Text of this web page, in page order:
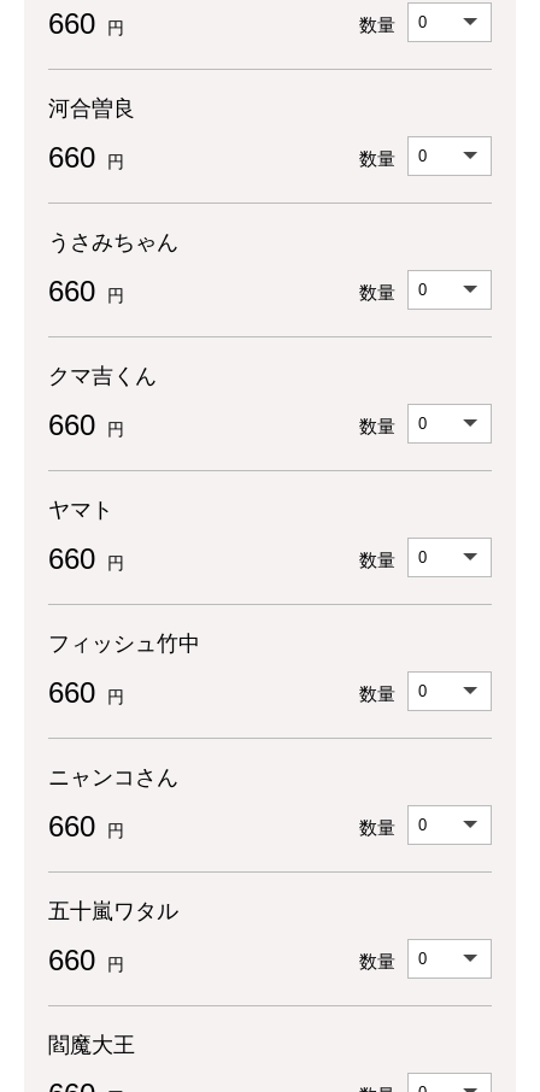
660 円 数量
河合曽良
660 円 数量
うさみちゃん
660 円 数量
クマ吉くん
660 円 数量
ヤマト
660 円 数量
フィッシュ竹中
660 円 数量
ニャンコさん
660 円 数量
五十嵐ワタル
660 円 数量
閻魔大王